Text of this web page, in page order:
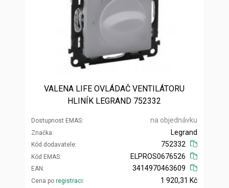
VALENA LIFE OVLÁDAČ VENTILÁTORU
HLINÍK LEGRAND 752332
Dostupnost EMAS na objednávku
Značka
Kód dodavatele
Legrand
752332
Kód EMAS
EAN
ELPROS0676526
3414970463609
Cena po registraci
1 920,31 Kč